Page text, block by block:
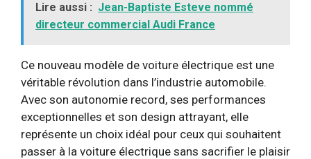
Lire aussi : Jean-Baptiste Esteve nommé
directeur commercial Audi France
Ce nouveau modèle de voiture électrique est une
véritable révolution dans l’industrie automobile.
Avec son autonomie record, ses performances
exceptionnelles et son design attrayant, elle
représente un choix idéal pour ceux qui souhaitent
passer à la voiture électrique sans sacrifier le plaisir